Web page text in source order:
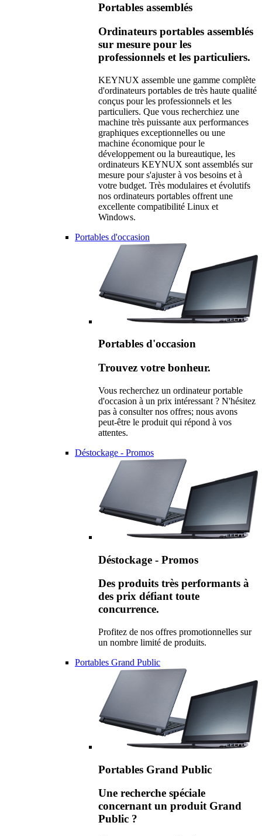
Portables assemblés
Ordinateurs portables assemblés
sur mesure pour les
professionnels et les particuliers.
KEYNUX assemble une gamme complète
d'ordinateurs portables de très haute qualité
conçus pour les professionnels et les
particuliers. Que vous recherchiez une
machine très puissante aux performances
graphiques exceptionnelles ou une
machine économique pour le
développement ou la bureautique, les
ordinateurs KEYNUX sont assemblés sur
mesure pour s'ajuster à vos besoins et à
votre budget. Très modulaires et évolutifs
nos ordinateurs portables offrent une
excellente compatibilité Linux et
Windows.
Portables d'occasion
Portables d'occasion
Trouvez votre bonheur.
Vous recherchez un ordinateur portable
d'occasion à un prix intéressant ? N'hésitez
pas à consulter nos offres; nous avons
peut-être le produit qui répond à vos
attentes.
Déstockage - Promos
Déstockage - Promos
Des produits très performants à
des prix défiant toute
concurrence.
Profitez de nos offres promotionnelles sur
un nombre limité de produits.
Portables Grand Public
Portables Grand Public
Une recherche spéciale
concernant un produit Grand
Public ?